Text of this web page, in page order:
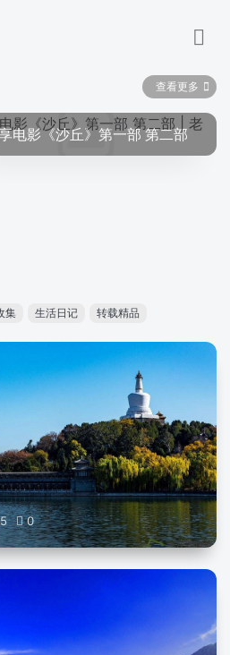
查看更多
电影《沙丘》第一部 第二部
集 生活日记 转载精品
0